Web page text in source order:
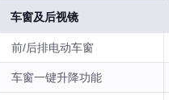
车窗及后视镜
前/后排电动车窗
车窗一键升降功能